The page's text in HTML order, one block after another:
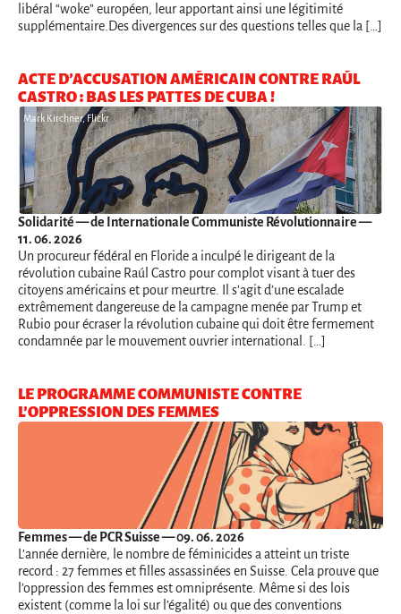
libéral “woke” européen, leur apportant ainsi une légitimité
supplémentaire.Des divergences sur des questions telles que la […]
ACTE D’ACCUSATION AMÉRICAIN CONTRE RAÚL
CASTRO : BAS LES PATTES DE CUBA !
Mark Kirchner, Flickr
Solidarité— de Internationale Communiste Révolutionnaire —
11. 06. 2026
Un procureur fédéral en Floride a inculpé le dirigeant de la
révolution cubaine Raúl Castro pour complot visant à tuer des
citoyens américains et pour meurtre. Il s’agit d’une escalade
extrêmement dangereuse de la campagne menée par Trump et
Rubio pour écraser la révolution cubaine qui doit être fermement
condamnée par le mouvement ouvrier international. […]
LE PROGRAMME COMMUNISTE CONTRE
L’OPPRESSION DES FEMMES
Femmes— de PCR Suisse — 09. 06. 2026
L’année dernière, le nombre de féminicides a atteint un triste
record : 27 femmes et filles assassinées en Suisse. Cela prouve que
l’oppression des femmes est omniprésente. Même si des lois
existent (comme la loi sur l’égalité) ou que des conventions